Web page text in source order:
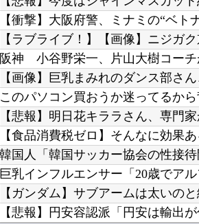
このパソコン買おうか迷ってるか
【食品消費税ゼロ】そんなに効果
【ガンダム】サブアームは太いの